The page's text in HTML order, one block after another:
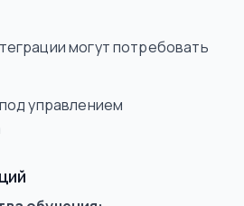
могут потребовать
управлением